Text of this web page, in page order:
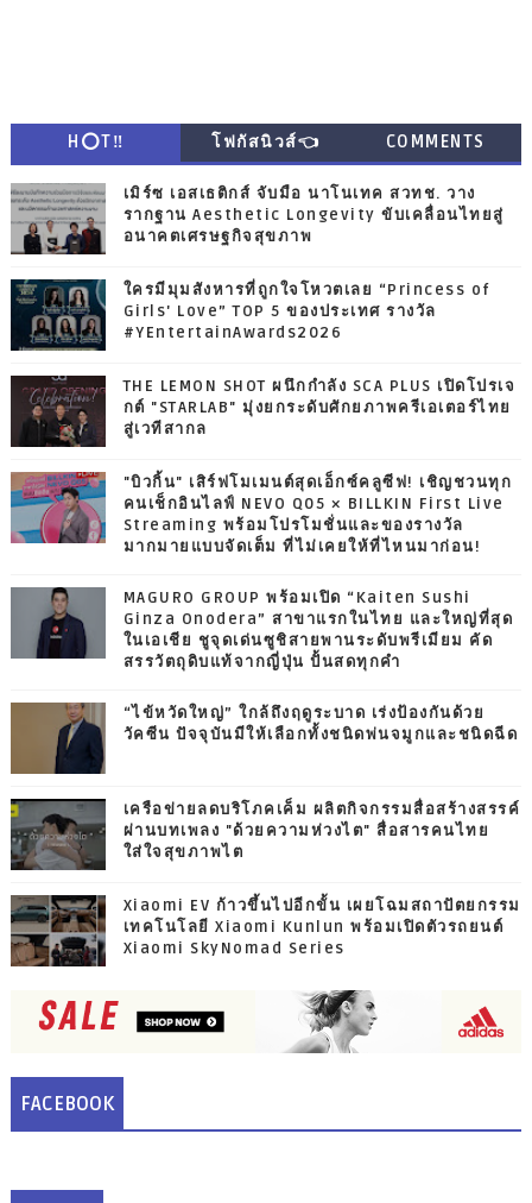
H⭕T‼ โฟกัสนิวส์👈 COMMENTS
เมิร์ซ เอสเธติกส์ จับมือ นาโนเทค สวทช. วาง
รากฐาน Aesthetic Longevity ขับเคลื่อนไทยสู่
อนาคตเศรษฐกิจสุขภาพ
ใครมีมุมสังหารที่ถูกใจโหวตเลย “Princess of
Girls' Love” TOP 5 ของประเทศ รางวัล
#YEntertainAwards2026
THE LEMON SHOT ผนึกกำลัง SCA PLUS เปิดโปรเจ
กต์ "STARLAB" มุ่งยกระดับศักยภาพครีเอเตอร์ไทย
สู่เวทีสากล
"บิวกิ้น" เสิร์ฟโมเมนต์สุดเอ็กซ์คลูซีฟ! เชิญชวนทุก
คนเช็กอินไลฟ์ NEVO Q05 × BILLKIN First Live
Streaming พร้อมโปรโมชั่นและของรางวัล
มากมายแบบจัดเต็ม ที่ไม่เคยให้ที่ไหนมาก่อน!
MAGURO GROUP พร้อมเปิด “Kaiten Sushi
Ginza Onodera” สาขาแรกในไทย และใหญ่ที่สุด
ในเอเชีย ชูจุดเด่นซูชิสายพานระดับพรีเมียม คัด
สรรวัตถุดิบแท้จากญี่ปุ่น ปั้นสดทุกคำ
“ไข้หวัดใหญ่” ใกล้ถึงฤดูระบาด เร่งป้องกันด้วย
วัคซีน ปัจจุบันมีให้เลือกทั้งชนิดพ่นจมูกและชนิดฉีด
เครือข่ายลดบริโภคเค็ม ผลิตกิจกรรมสื่อสร้างสรรค์
ผ่านบทเพลง "ด้วยความห่วงไต" สื่อสารคนไทย
ใส่ใจสุขภาพไต
Xiaomi EV ก้าวขึ้นไปอีกขั้น เผยโฉมสถาปัตยกรรม
เทคโนโลยี Xiaomi Kunlun พร้อมเปิดตัวรถยนต์
Xiaomi SkyNomad Series
FACEBOOK